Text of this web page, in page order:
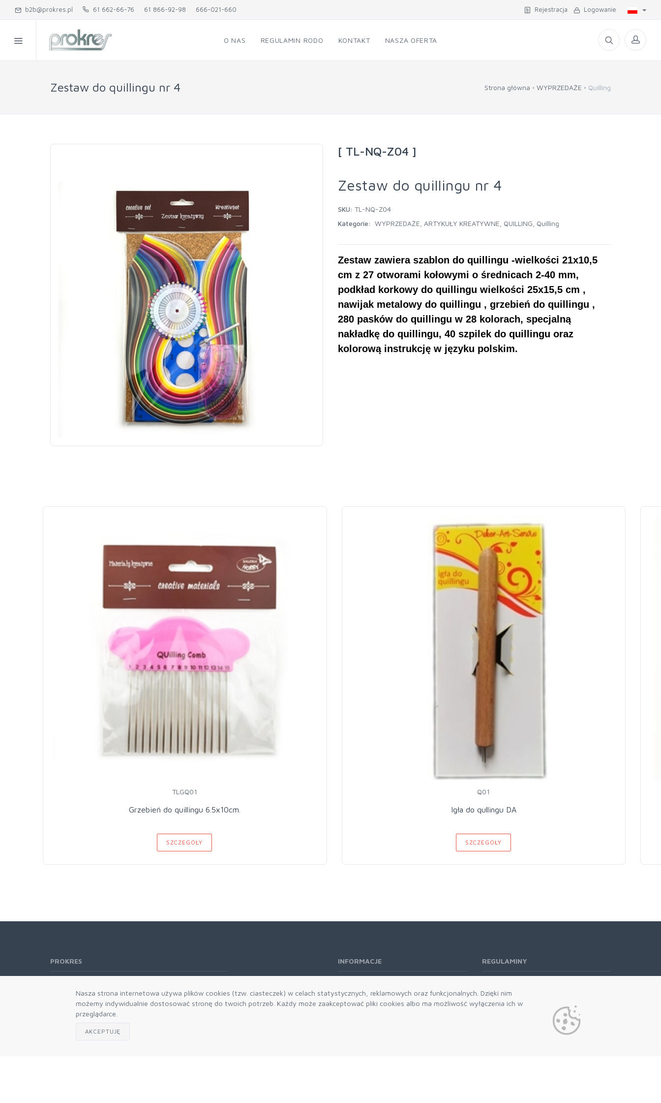
Nasza strona internetowa używa plików cookies (tzw. ciasteczek) w celach statystycznych, reklamowych oraz funkcjonalnych. Dzięki nim
możemy indywidualnie dostosować stronę do twoich potrzeb. Każdy może zaakceptować pliki cookies albo ma możliwość wyłączenia ich w
przeglądarce.
AKCEPTUJĘ
b2b@prokres.pl 61 662-66-76 61 866-92-98 666-021-660 Rejestracja Logowanie
O NAS REGULAMIN RODO KONTAKT NASZA OFERTA
Zestaw do quillingu nr 4 Strona główna WYPRZEDAŻE Quilling
[ TL-NQ-Z04 ]
Zestaw do quillingu nr 4
SKU: TL-NQ-Z04
Kategorie: WYPRZEDAŻE ARTYKUŁY KREATYWNE QUILLING Quilling
Zestaw zawiera szablon do quillingu -wielkości 21x10,5
cm z 27 otworami kołowymi o średnicach 2-40 mm,
podkład korkowy do quillingu wielkości 25x15,5 cm ,
nawijak metalowy do quillingu , grzebień do quillingu ,
280 pasków do quillingu w 28 kolorach, specjalną
nakładkę do quillingu, 40 szpilek do quillingu oraz
kolorową instrukcję w języku polskim.
TLGQ01
Grzebień do quillingu 6.5x10cm.
SZCZEGÓŁY
Q01
Igła do qullingu DA
SZCZEGÓŁY
PROKRES
61 866-92-98
666-021-660
Dział handlowy email: prokres@prokres.pl
INFORMACJE
Kontakt
REGULAMINY